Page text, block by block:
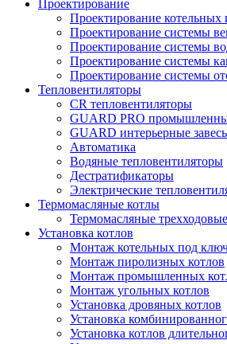
Проектирование
Проектирование котельных
Проектирование системы
Проектирование системы
Проектирование системы
Проектирование системы
Тепловентиляторы
CR тепловентиляторы
GUARD PRO
GUARD интерьерные
Автоматика
Водяные тепловентиляторы
Дестратификаторы
Электрические
Термомасляные котлы
Термомасляные
Установка котлов
Монтаж котельных под
Монтаж пиролизных котлов
Монтаж промышленных
Монтаж угольных котлов
Установка дровяных котлов
Установка
Установка котлов